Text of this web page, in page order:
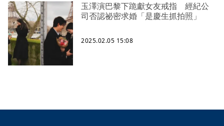
玉澤演巴黎下跪獻女友戒指 經紀公
司否認祕密求婚「是慶生抓拍照」
2025.02.05 15:08